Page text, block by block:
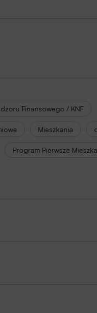
Finansowego / KNF
Mieszkania
Program Pierwsze